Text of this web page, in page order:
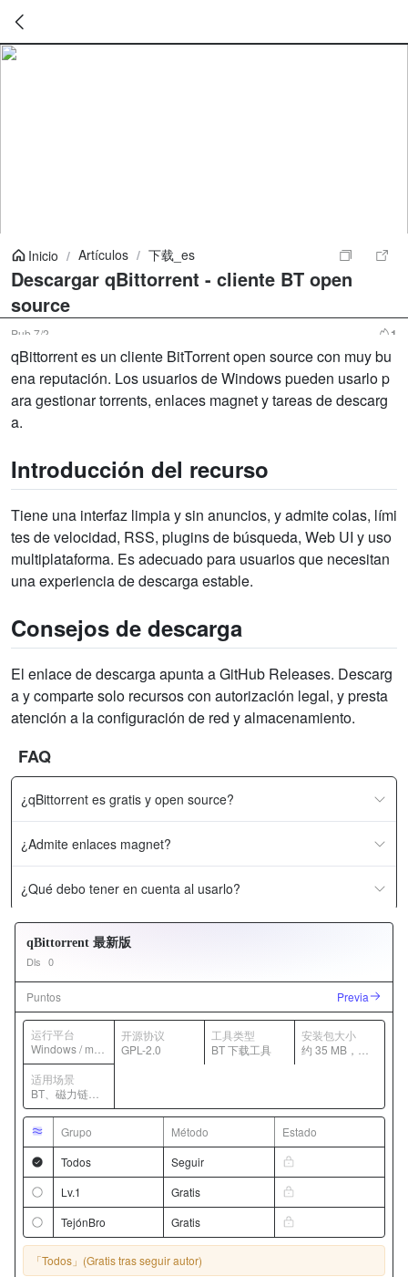
Inicio / Artículos / 下载_es
Descargar qBittorrent - cliente BT open
source
Pub 7/2 1
qBittorrent es un cliente BitTorrent open source con muy bu
ena reputación. Los usuarios de Windows pueden usarlo p
ara gestionar torrents, enlaces magnet y tareas de descarg
a.
Introducción del recurso
Tiene una interfaz limpia y sin anuncios, y admite colas, lími
tes de velocidad, RSS, plugins de búsqueda, Web UI y uso
multiplataforma. Es adecuado para usuarios que necesitan
una experiencia de descarga estable.
Consejos de descarga
El enlace de descarga apunta a GitHub Releases. Descarg
a y comparte solo recursos con autorización legal, y presta
atención a la configuración de red y almacenamiento.
FAQ
¿qBittorrent es gratis y open source?
¿Admite enlaces magnet?
¿Qué debo tener en cuenta al usarlo?
qBittorrent 最新版
Dls 0
Puntos Previa
运行平台
Windows / mac
OS / Linux
开源协议
GPL-2.0
工具类型
BT 下载工具
安装包大小
约 35 MB，随
适用场景
BT、磁力链
接、队列与限
速管理
Grupo Método
Estado
Todos
Seguir
Lv.1
Gratis
TejónBro
Gratis
「Todos」 (Gratis tras seguir autor)